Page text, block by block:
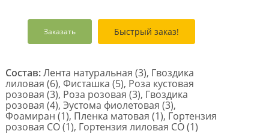
Заказать Быстрый заказ!
Состав:Лента натуральная (3), Гвоздика
лиловая (6), Фисташка (5), Роза кустовая
розовая (3), Роза розовая (3), Гвоздика
розовая (4), Эустома фиолетовая (3),
Фоамиран (1), Пленка матовая (1), Гортензия
розовая CO (1), Гортензия лиловая СО (1)